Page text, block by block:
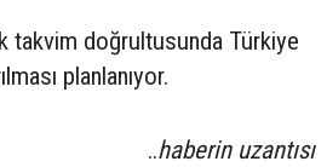
takvim doğrultusunda Türkiye
planlanıyor.
..haberin uzantısı